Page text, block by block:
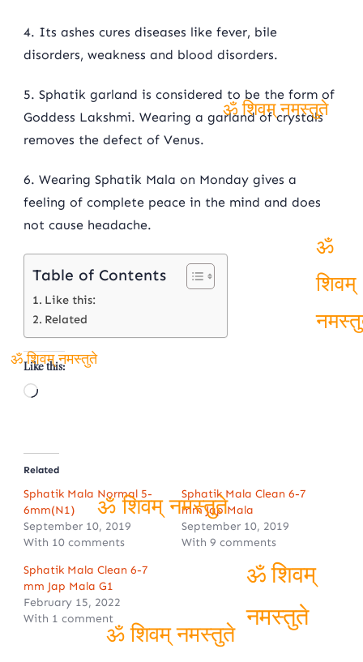
4. Its ashes cures diseases like fever, bile
disorders, weakness and blood disorders.
5. Sphatik garland is considered to be the form of
Goddess Lakshmi. Wearing a garland of crystals
removes the defect of Venus.
6. Wearing Sphatik Mala on Monday gives a
feeling of complete peace in the mind and does
not cause headache.
Table of Contents
Like this:
Related
Like this:
Loading…
Related
Sphatik Mala Normal 5-
6mm(N1)
September 10, 2019
With 10 comments
Sphatik Mala Clean 6-7
mm Jap Mala
September 10, 2019
With 9 comments
Sphatik Mala Clean 6-7
mm Jap Mala G1
February 15, 2022
With 1 comment
ॐ शिवम् नमस्तुते
ॐ
शिवम्
ॐ शिवम्
ॐ शिवम् नमस्तुते